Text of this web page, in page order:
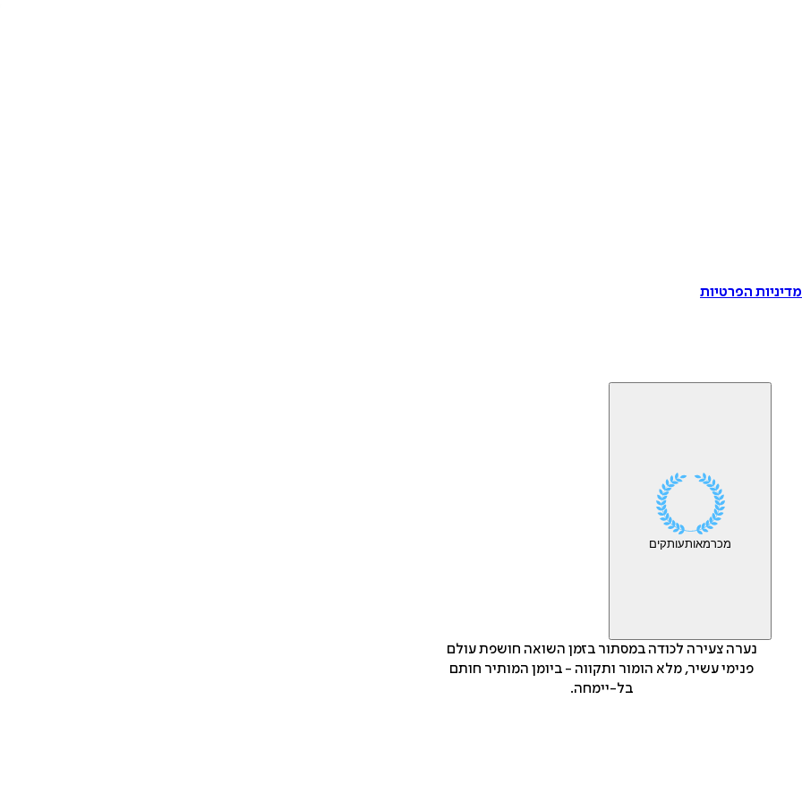
הפרטיות
מכרמאותעותקים
נערה צעירה לכודה במסתור בזמן השואה חושפת עולם
פנימי עשיר, מלא הומור ותקווה - ביומן המותיר חותם
בל-יימחה.